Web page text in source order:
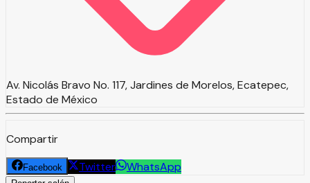
Av. Nicolás Bravo No. 117, Jardines de Morelos, Ecatepec,
Estado de México
Compartir
Facebook Twitter WhatsApp